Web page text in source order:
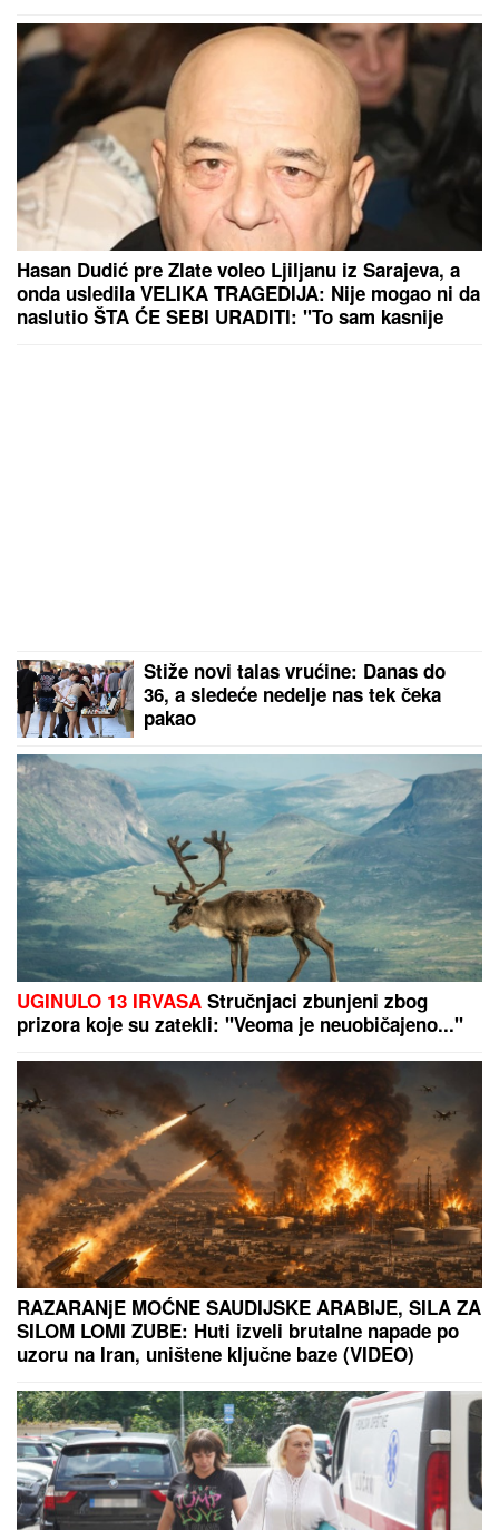
Hasan Dudić pre Zlate voleo Ljiljanu iz Sarajeva, a
onda usledila VELIKA TRAGEDIJA: Nije mogao ni da
naslutio ŠTA ĆE SEBI URADITI: "To sam kasnije
Stiže novi talas vrućine: Danas do
36, a sledeće nedelje nas tek čeka
pakao
UGINULO 13 IRVASA Stručnjaci zbunjeni zbog
prizora koje su zatekli: "Veoma je neuobičajeno..."
RAZARANjE MOĆNE SAUDIJSKE ARABIJE, SILA ZA
SILOM LOMI ZUBE: Huti izveli brutalne napade po
uzoru na Iran, uništene ključne baze (VIDEO)